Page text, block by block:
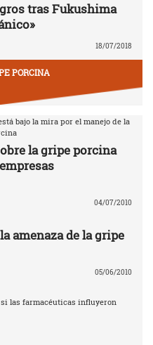
tras Fukushima
18/07/2018
PORCINA
bajo la mira por el manejo de la
la gripe porcina
04/07/2010
amenaza de la gripe
05/06/2010
las farmacéuticas influyeron